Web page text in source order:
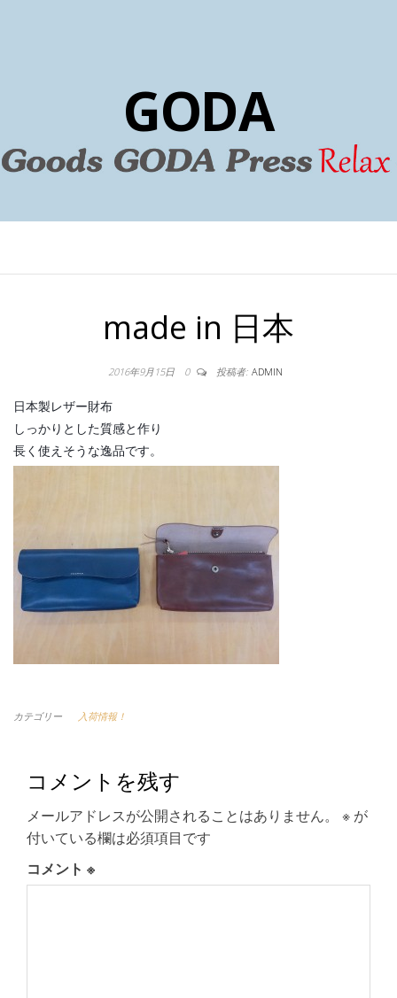
GODA
made in 日本
2016年9月15日 0 投稿者: ADMIN
日本製レザー財布
しっかりとした質感と作り
長く使えそうな逸品です。
カテゴリー 入荷情報！
コメントを残す
メールアドレスが公開されることはありません。 ※ が
付いている欄は必須項目です
コメント ※